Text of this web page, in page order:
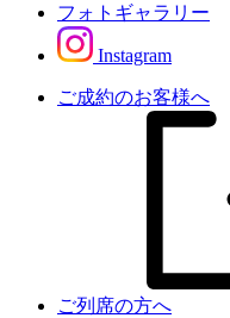
フォトギャラリー
Instagram
ご成約のお客様へ
ご列席の方へ